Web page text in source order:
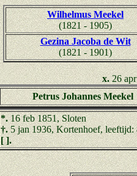
Wilhelmus Meekel
(1821 - 1905)
Gezina Jacoba de Wit
(1821 - 1901)
x.26
Petrus Johannes Meekel
*.16 feb 1851, Sloten
†.5 jan 1936, Kortenhoef, leeftijd:
[ ].